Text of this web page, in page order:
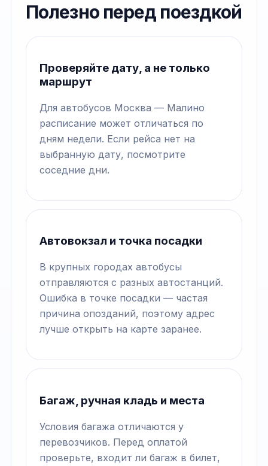
Полезно перед поездкой
Проверяйте дату, а не только
маршрут
Для автобусов Москва — Малино
расписание может отличаться по
дням недели. Если рейса нет на
выбранную дату, посмотрите
соседние дни.
Автовокзал и точка посадки
В крупных городах автобусы
отправляются с разных автостанций.
Ошибка в точке посадки — частая
причина опозданий, поэтому адрес
лучше открыть на карте заранее.
Багаж, ручная кладь и места
Условия багажа отличаются у
перевозчиков. Перед оплатой
проверьте, входит ли багаж в билет,